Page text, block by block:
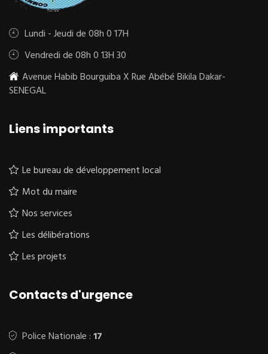
Lundi - Jeudi de 08h 0 17H
Vendredi de 08h 0 13H 30
Avenue Habib Bourguiba X Rue Abébé Bikila Dakar-
SENEGAL
Liens importants
Le bureau de développement local
Mot du maire
Nos services
Les délibérations
Les projets
Contacts d'urgence
Police Nationale :17